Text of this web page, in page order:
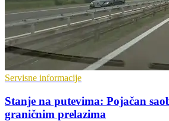
Servisne informacije
Stanje na putevima: Pojačan
graničnim prelazima